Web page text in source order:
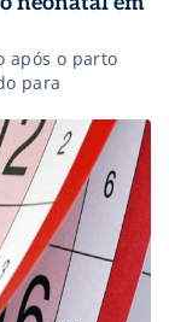
após o parto
para